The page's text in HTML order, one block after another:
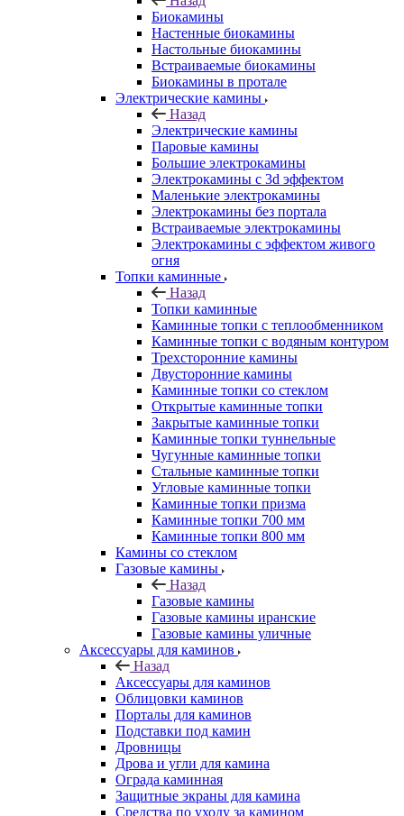
Биокамины
Настенные биокамины
Настольные биокамины
Встраиваемые биокамины
Биокамины в протале
Электрические камины
Назад
Электрические камины
Паровые камины
Большие электрокамины
Электрокамины с 3d эффектом
Маленькие электрокамины
Электрокамины без портала
Встраиваемые электрокамины
Электрокамины с эффектом живого
огня
Топки каминные
Назад
Топки каминные
Каминные топки с теплообменником
Каминные топки с водяным контуром
Трехсторонние камины
Двусторонние камины
Каминные топки со стеклом
Открытые каминные топки
Закрытые каминные топки
Каминные топки туннельные
Чугунные каминные топки
Стальные каминные топки
Угловые каминные топки
Каминные топки призма
Каминные топки 700 мм
Каминные топки 800 мм
Камины со стеклом
Газовые камины
Назад
Газовые камины
Газовые камины иранские
Газовые камины уличные
Аксессуары для каминов
Назад
Аксессуары для каминов
Облицовки каминов
Порталы для каминов
Подставки под камин
Дровницы
Дрова и угли для камина
Ограда каминная
Защитные экраны для камина
Средства по уходу за камином